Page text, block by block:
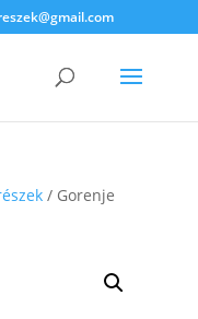
/ Gorenje